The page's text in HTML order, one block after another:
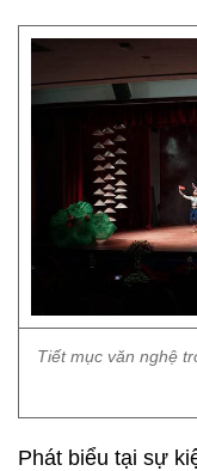
Tiết mục văn nghệ
Phát biểu tại sự